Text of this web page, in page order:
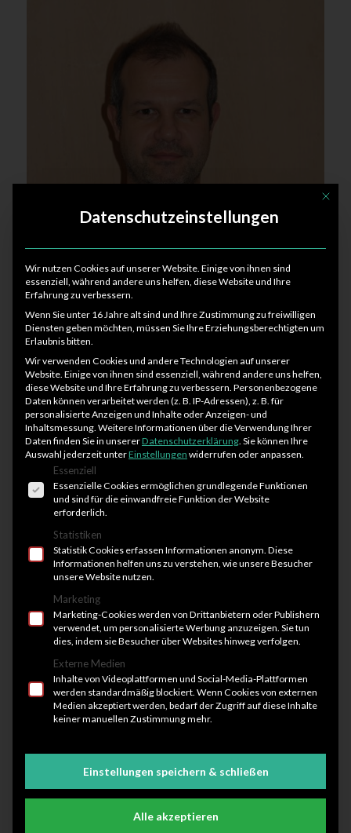
Rehasport Orthopädie Gesundheitssport
Beilrode
Eilenburg
Gerichshain
Großtreben
Kossa
Langenreichenbach
Mit
Datenschutzeinstellungen
Wir nutzen Cookies auf unserer Website. Einige von ihnen sind
essenziell, während andere uns helfen, diese Website und Ihre
Erfahrung zu verbessern.
Wenn Sie unter 16 Jahre alt sind und Ihre Zustimmung zu freiwilligen
Diensten geben möchten, müssen Sie Ihre Erziehungsberechtigten um
Erlaubnis bitten.
Wir verwenden Cookies und andere Technologien auf unserer
Website. Einige von ihnen sind essenziell, während andere uns helfen,
diese Website und Ihre Erfahrung zu verbessern. Personenbezogene
Daten können verarbeitet werden (z. B. IP-Adressen), z. B. für
personalisierte Anzeigen und Inhalte oder Anzeigen- und
Inhaltsmessung. Weitere Informationen über die Verwendung Ihrer
Daten finden Sie in unsererDatenschutzerklärung. Sie können Ihre
Auswahl jederzeit unterEinstellungen widerrufen oder anpassen.
Es folgt eine Liste der Service-Gruppen, für die
Essenziell
Essenzielle Cookies ermöglichen grundlegende Funktionen
und sind für die einwandfreie Funktion der Website
erforderlich.
Statistiken
Statistik Cookies erfassen Informationen anonym. Diese
Informationen helfen uns zu verstehen, wie unsere Besucher
unsere Website nutzen.
Marketing
Marketing-Cookies werden von Drittanbietern oder Publishern
verwendet, um personalisierte Werbung anzuzeigen. Sie tun
dies, indem sie Besucher über Websites hinweg verfolgen.
Externe Medien
Inhalte von Videoplattformen und Social-Media-Plattformen
werden standardmäßig blockiert. Wenn Cookies von externen
Medien akzeptiert werden, bedarf der Zugriff auf diese Inhalte
keiner manuellen Zustimmung mehr.
Einstellungen speichern & schließen
Alle akzeptieren